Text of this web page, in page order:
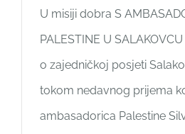
U misiji dobra S
PALESTINE U
o zajedničkoj posjeti
tokom nedavnog prijema
ambasadorica Palestine